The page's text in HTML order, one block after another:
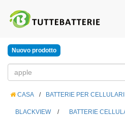
Nuovo prodotto
CASA / BATTERIE PER
BLACKVIEW / BATTERIE